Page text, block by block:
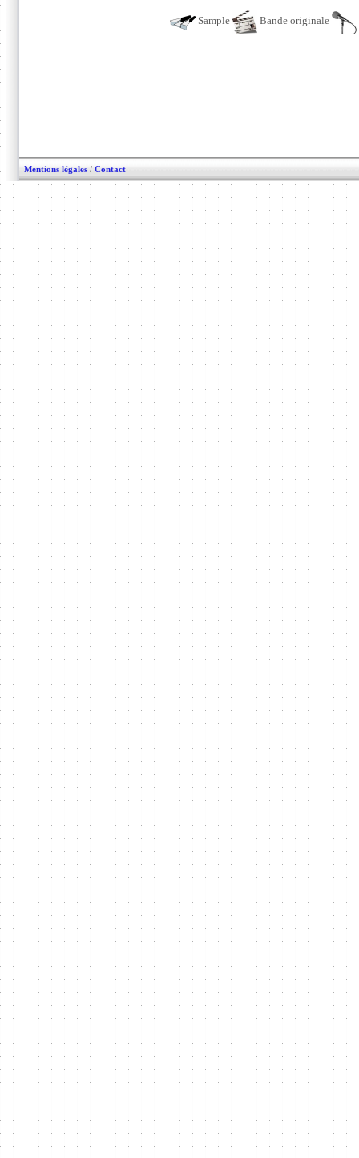
Sample Bande originale
Mentions légales / Contact